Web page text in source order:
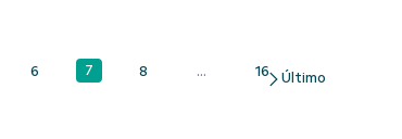
intermediárias Usar ABA para navegar.
Página
6 Página
7 Página
8 ...Páginas intermediárias Usar
Página
16